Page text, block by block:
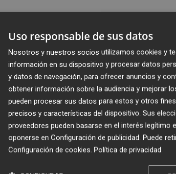
Uso responsable de sus datos
Nosotros y nuestros socios utilizamos cookies y
información en su dispositivo y procesar datos
y datos de navegación, para ofrecer anuncios y
obtener información sobre la audiencia y mejorar
pueden procesar sus datos para estos y otros
precisos y características del dispositivo. Sus
proveedores pueden basarse en el interés legítimo
oponerse en Configuración de publicidad. Puede
Configuración de cookies. Política de privacidad